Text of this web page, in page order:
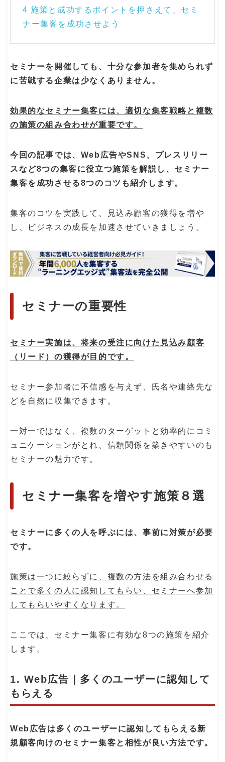
4 施策と成功するポイントを押さえて、セミ
ナー集客を成功させよう
セミナーを開催しても、十分な参加者を集められず
に苦戦する企業は少なくありません。
効果的なセミナー集客には、適切な集客戦略と複数
の施策の組み合わせが重要です。
今回の記事では、Web広告やSNS、プレスリリー
スなど8つの集客に役立つ施策を解説し、セミナー
集客を成功させる8つのコツも紹介します。
集客のコツを実践して、見込み顧客の獲得を増や
し、ビジネスの成長を加速させていきましょう。
セミナーの重要性
セミナー実施は、将来の受注に向けた見込み顧客
（リード）の獲得が目的です。
セミナー参加者に不信感を与えず、氏名や連絡先な
どを自然に収集できます。
一対一ではなく、複数のターゲットと効率的にコミ
ュニケーションがとれ、信頼関係を築きやすいのも
セミナーの魅力です。
セミナー集客を増やす施策８選
セミナーに多くの人を呼ぶには、事前に対策が必要
です。
施策は一つに絞らずに、複数の方法を組み合わせる
ことで多くの人に認知してもらい、セミナーへ参加
してもらいやすくなります。
ここでは、セミナー集客に有効な8つの施策を紹介
します。
1. Web広告｜多くのユーザーに認知して
もらえる
Web広告は多くのユーザーに認知してもらえる新
規顧客向けのセミナー集客と相性が良い方法です。